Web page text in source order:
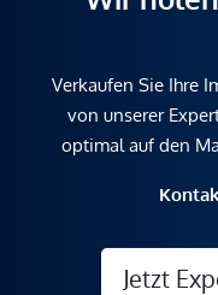
Verkaufen Sie Ihre
von unserer
optimal auf den
Jetzt